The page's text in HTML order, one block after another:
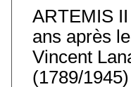
ARTEMIS
ans après
Vincent
(1789/